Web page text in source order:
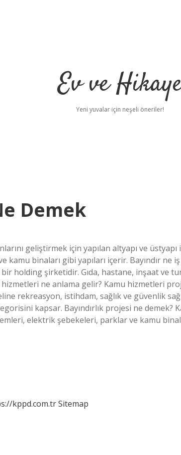
Ev ve
Yeni yuvalar için neşeli öneriler!
Demek
geliştirmek için yapılan altyapı ve
binaları gibi yapıları içerir. Bayındır ne
holding şirketidir. Gıda, hastane, inşaat ve
ne anlama gelir? Kamu hizmetleri
rekreasyon, istihdam, sağlık ve güvenlik
kapsar. Bayındırlık projesi ne demek?
elektrik şebekeleri, parklar ve kamu
kppd.com.trSitemap